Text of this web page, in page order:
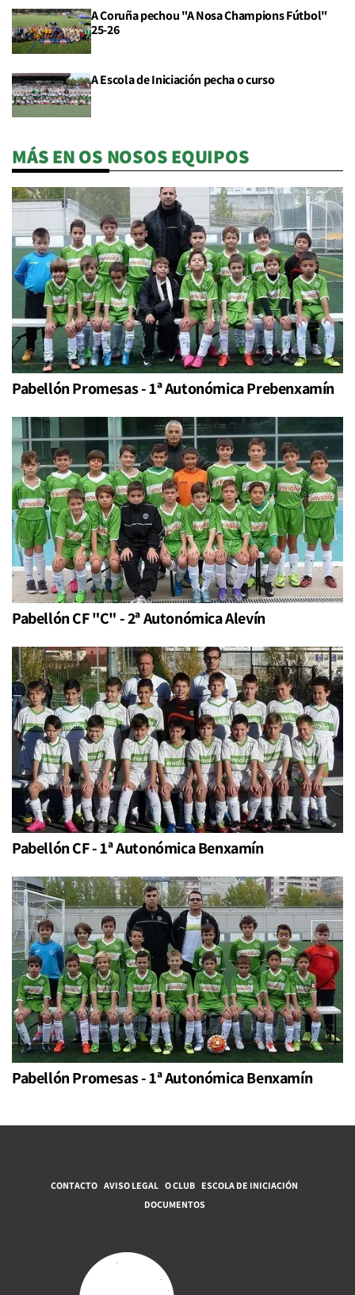
A Coruña pechou "A Nosa Champions Fútbol"
25-26
A Escola de Iniciación pecha o curso
MÁS EN OS NOSOS EQUIPOS
Pabellón Promesas - 1ª Autonómica Prebenxamín
Pabellón CF "C" - 2ª Autonómica Alevín
Pabellón CF - 1ª Autonómica Benxamín
Pabellón Promesas - 1ª Autonómica Benxamín
CONTACTO AVISO LEGAL O CLUB ESCOLA DE INICIACIÓN
DOCUMENTOS